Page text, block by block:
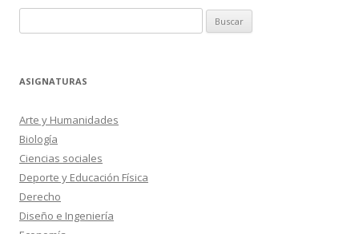
ASIGNATURAS
Arte y Humanidades
Biología
Ciencias sociales
Deporte y Educación Física
Derecho
Diseño e Ingeniería